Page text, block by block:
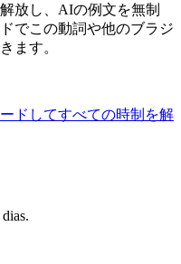
放し、AIの例文を無制
でこの動詞や他のブラジ
ます。
ドしてすべての時制を解